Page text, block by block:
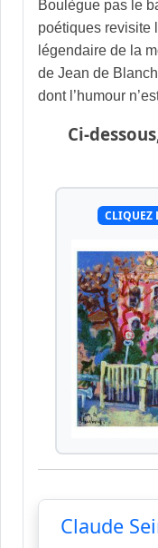
Boulègue pas le
poétiques revisite
légendaire de la
de Jean de
dont l’humour
Ci-
CLIQUEZ
Claude